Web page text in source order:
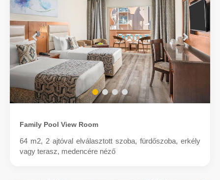
Family Pool View Room
64 m2, 2 ajtóval elválasztott szoba, fürdőszoba, erkély
vagy terasz, medencére néző